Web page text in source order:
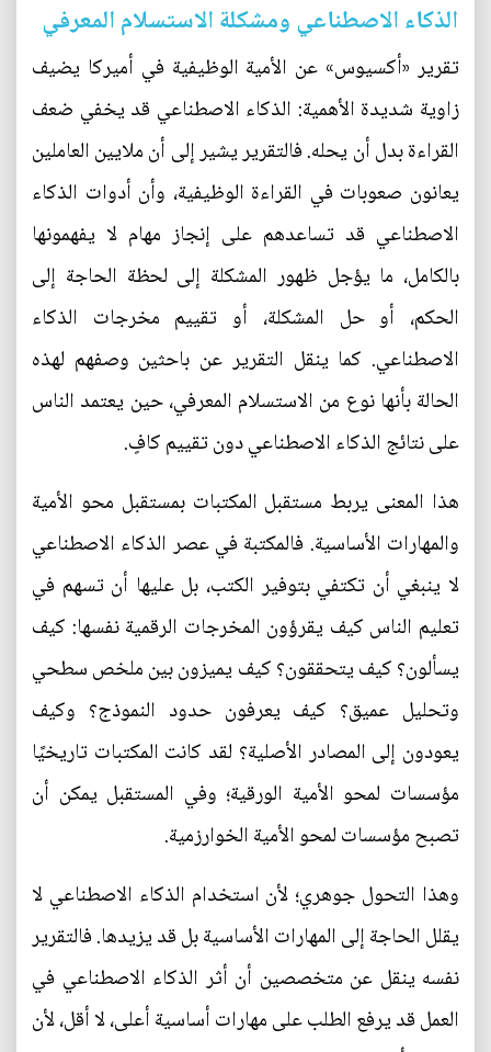
الذكاء الاصطناعي ومشكلة الاستسلام المعرفي
تقرير «أكسيوس» عن الأمية الوظيفية في أميركا يضيف
زاوية شديدة الأهمية: الذكاء الاصطناعي قد يخفي ضعف
القراءة بدل أن يحله. فالتقرير يشير إلى أن ملايين العاملين
يعانون صعوبات في القراءة الوظيفية، وأن أدوات الذكاء
الاصطناعي قد تساعدهم على إنجاز مهام لا يفهمونها
بالكامل، ما يؤجل ظهور المشكلة إلى لحظة الحاجة إلى
الحكم، أو حل المشكلة، أو تقييم مخرجات الذكاء
الاصطناعي. كما ينقل التقرير عن باحثين وصفهم لهذه
الحالة بأنها نوع من الاستسلام المعرفي، حين يعتمد الناس
على نتائج الذكاء الاصطناعي دون تقييم كافٍ.
هذا المعنى يربط مستقبل المكتبات بمستقبل محو الأمية
والمهارات الأساسية. فالمكتبة في عصر الذكاء الاصطناعي
لا ينبغي أن تكتفي بتوفير الكتب، بل عليها أن تسهم في
تعليم الناس كيف يقرؤون المخرجات الرقمية نفسها: كيف
يسألون؟ كيف يتحققون؟ كيف يميزون بين ملخص سطحي
وتحليل عميق؟ كيف يعرفون حدود النموذج؟ وكيف
يعودون إلى المصادر الأصلية؟ لقد كانت المكتبات تاريخيًا
مؤسسات لمحو الأمية الورقية؛ وفي المستقبل يمكن أن
تصبح مؤسسات لمحو الأمية الخوارزمية.
وهذا التحول جوهري؛ لأن استخدام الذكاء الاصطناعي لا
يقلل الحاجة إلى المهارات الأساسية بل قد يزيدها. فالتقرير
نفسه ينقل عن متخصصين أن أثر الذكاء الاصطناعي في
العمل قد يرفع الطلب على مهارات أساسية أعلى، لا أقل، لأن